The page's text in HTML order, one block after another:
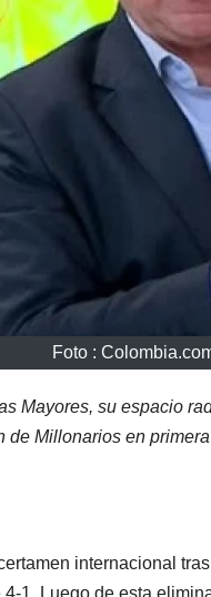
Foto :
Mayores, su espacio
Millonarios en
internacional